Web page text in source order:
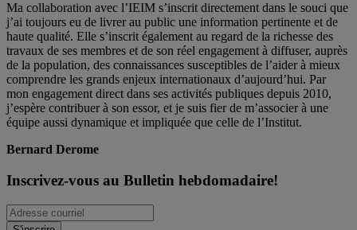
Ma collaboration avec l’IEIM s’inscrit directement dans le souci que
j’ai toujours eu de livrer au public une information pertinente et de
haute qualité. Elle s’inscrit également au regard de la richesse des
travaux de ses membres et de son réel engagement à diffuser, auprès
de la population, des connaissances susceptibles de l’aider à mieux
comprendre les grands enjeux internationaux d’aujourd’hui. Par
mon engagement direct dans ses activités publiques depuis 2010,
j’espère contribuer à son essor, et je suis fier de m’associer à une
équipe aussi dynamique et impliquée que celle de l’Institut.
Bernard Derome
Inscrivez-vous au Bulletin hebdomadaire!